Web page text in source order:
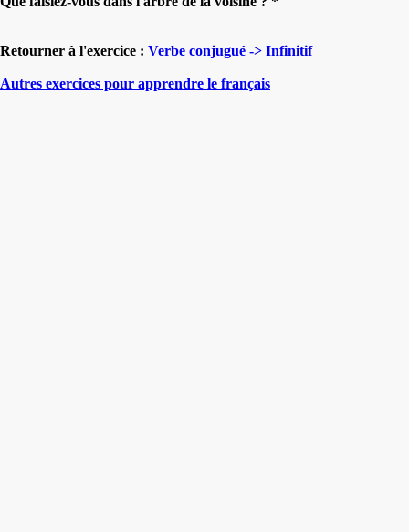
Retourner à l'exercice : Verbe conjugué -> Infinitif
Autres exercices pour apprendre le français